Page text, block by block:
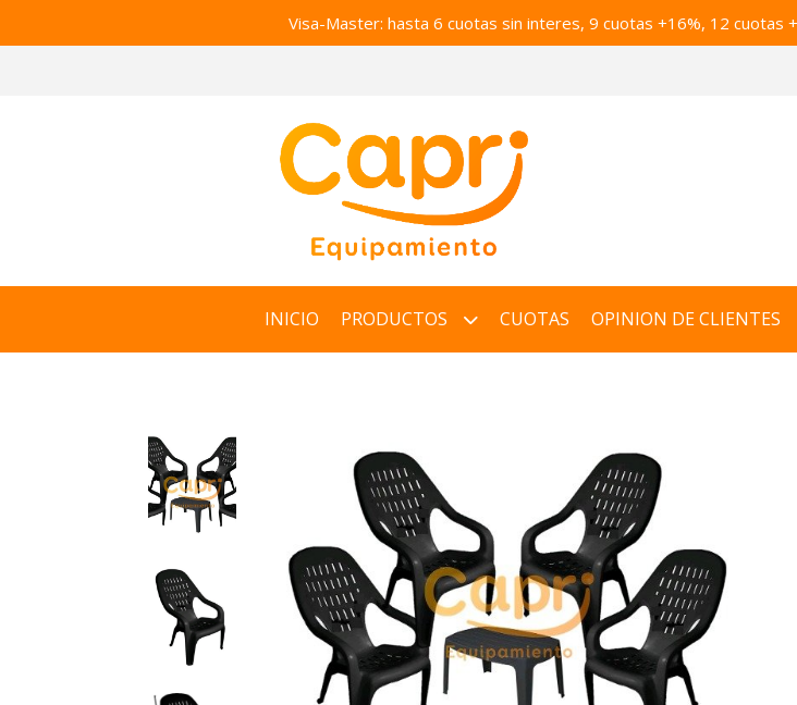
Visa-Master: hasta 6 cuotas sin interes, 9 cuotas +16%, 12 cuotas
INICIO PRODUCTOS CUOTAS OPINION DE CLIENTES